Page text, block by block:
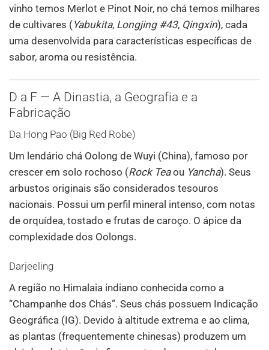
vinho temos Merlot e Pinot Noir, no chá temos milhares
de cultivares (Yabukita, Longjing #43, Qingxin), cada
uma desenvolvida para características específicas de
sabor, aroma ou resistência.
D a F — A Dinastia, a Geografia e a
Fabricação
Da Hong Pao (Big Red Robe)
Um lendário chá Oolong de Wuyi (China), famoso por
crescer em solo rochoso (Rock Teaou Yancha). Seus
arbustos originais são considerados tesouros
nacionais. Possui um perfil mineral intenso, com notas
de orquídea, tostado e frutas de caroço. O ápice da
complexidade dos Oolongs.
Darjeeling
A região no Himalaia indiano conhecida como a
“Champanhe dos Chás”. Seus chás possuem Indicação
Geográfica (IG). Devido à altitude extrema e ao clima,
as plantas (frequentemente chinesas) produzem um